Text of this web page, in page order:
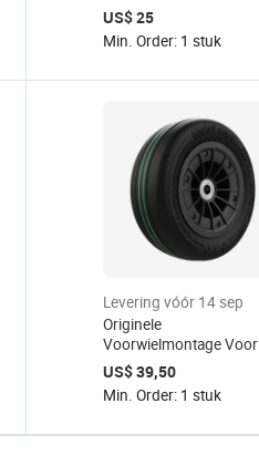
Aangepaste Onderdelen
Voor Kaabo
Bidsprinkhaan 10/8
US$ 25
Min. Order: 1 stuk
Levering vóór 14 sep
Originele
Voorwielmontage Voor
Ninebot Gokart Pro Go
Kart Pro2 Kit Refit Smart
Max Zelfbalans Scooter
US$ 39,50
Min. Order: 1 stuk